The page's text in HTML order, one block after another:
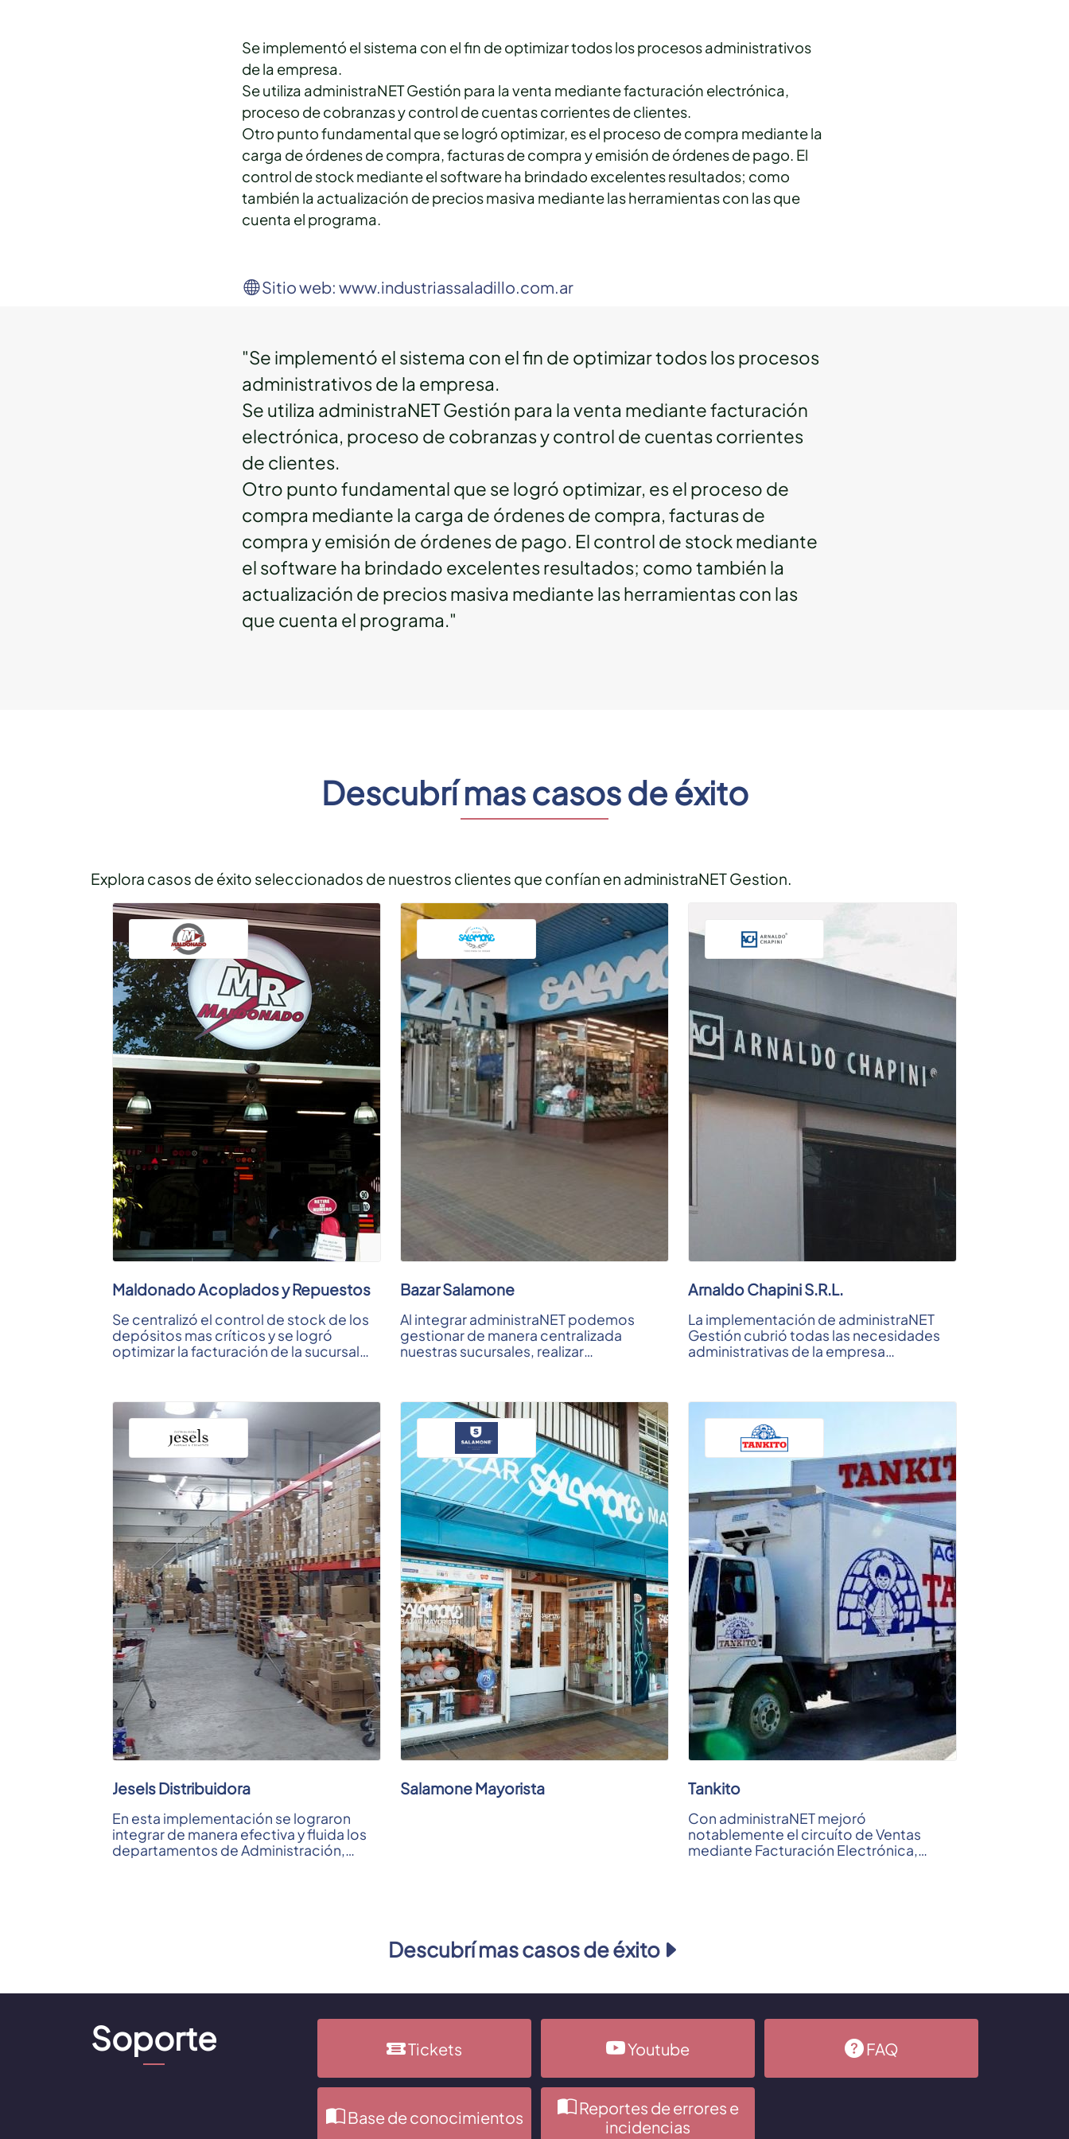
Se implementó el sistema con el fin de optimizar todos los procesos administrativos
de la empresa.
Se utiliza administraNET Gestión para la venta mediante facturación electrónica,
proceso de cobranzas y control de cuentas corrientes de clientes.
Otro punto fundamental que se logró optimizar, es el proceso de compra mediante la
carga de órdenes de compra, facturas de compra y emisión de órdenes de pago. El
control de stock mediante el software ha brindado excelentes resultados; como
también la actualización de precios masiva mediante las herramientas con las que
cuenta el programa.
Sitio web: www.industriassaladillo.com.ar
"Se implementó el sistema con el fin de optimizar todos los procesos
administrativos de la empresa.
Se utiliza administraNET Gestión para la venta mediante facturación
electrónica, proceso de cobranzas y control de cuentas corrientes
de clientes.
Otro punto fundamental que se logró optimizar, es el proceso de
compra mediante la carga de órdenes de compra, facturas de
compra y emisión de órdenes de pago. El control de stock mediante
el software ha brindado excelentes resultados; como también la
actualización de precios masiva mediante las herramientas con las
que cuenta el programa."
Descubrí mas casos de éxito
Explora casos de éxito seleccionados de nuestros clientes que confían en administraNET Gestion.
Maldonado Acoplados y Repuestos
Se centralizó el control de stock de los
depósitos mas críticos y se logró
optimizar la facturación de la sucursal
Bazar Salamone
Al integrar administraNET podemos
gestionar de manera centralizada
nuestras sucursales, realizar
Arnaldo Chapini S.R.L.
La implementación de administraNET
Gestión cubrió todas las necesidades
administrativas de la empresa
Jesels Distribuidora
En esta implementación se lograron
integrar de manera efectiva y fluida los
departamentos de Administración,
Salamone Mayorista Tankito
Con administraNET mejoró
notablemente el circuíto de Ventas
mediante Facturación Electrónica,
Descubrí mas casos de éxito
Soporte Tickets Youtube FAQ
Base de conocimientos
Reportes de errores e
incidencias